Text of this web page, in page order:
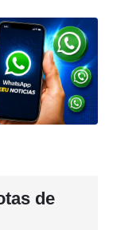
de